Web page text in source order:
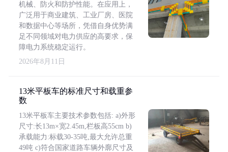
机械、防火和防护性能。在应用上，
广泛用于商业建筑、工业厂房、医院
和数据中心等场所，凭借自身优势满
足不同领域对电力供应的高要求，保
障电力系统稳定运行。
2026年8月11日
13米平板车的标准尺寸和载重参
数
13米平板车主要技术参数包括: a)外形
尺寸:长13m×宽2.45m,栏板高55cm b)
承载能力:标载30-35吨,最大允许总重
49吨 c)符合国家道路车辆外廓尺寸及